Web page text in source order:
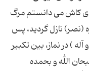
كاش مى دانستم مرگ
نازل گردید، پس
) در نماز، بین تكبیر
الله و بحمده